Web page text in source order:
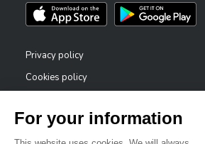
Téléchargez l'app sur l'App Store
Téléchargez l'app
Privacy policy
Cookies policy
Accessibility statement